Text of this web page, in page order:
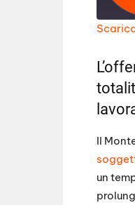
LINK
Il
un